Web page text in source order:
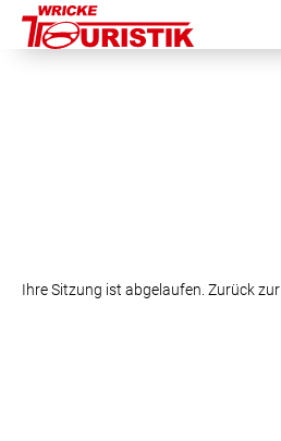
Ihre Sitzung ist abgelaufen. Zurück zur